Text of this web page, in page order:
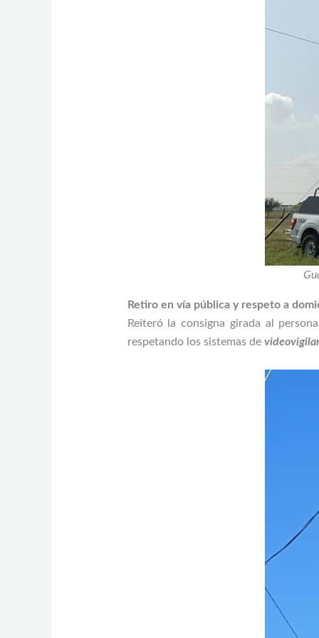
Retiro en vía pública y respeto a
Reiteró la consigna girada al
respetando los sistemas de